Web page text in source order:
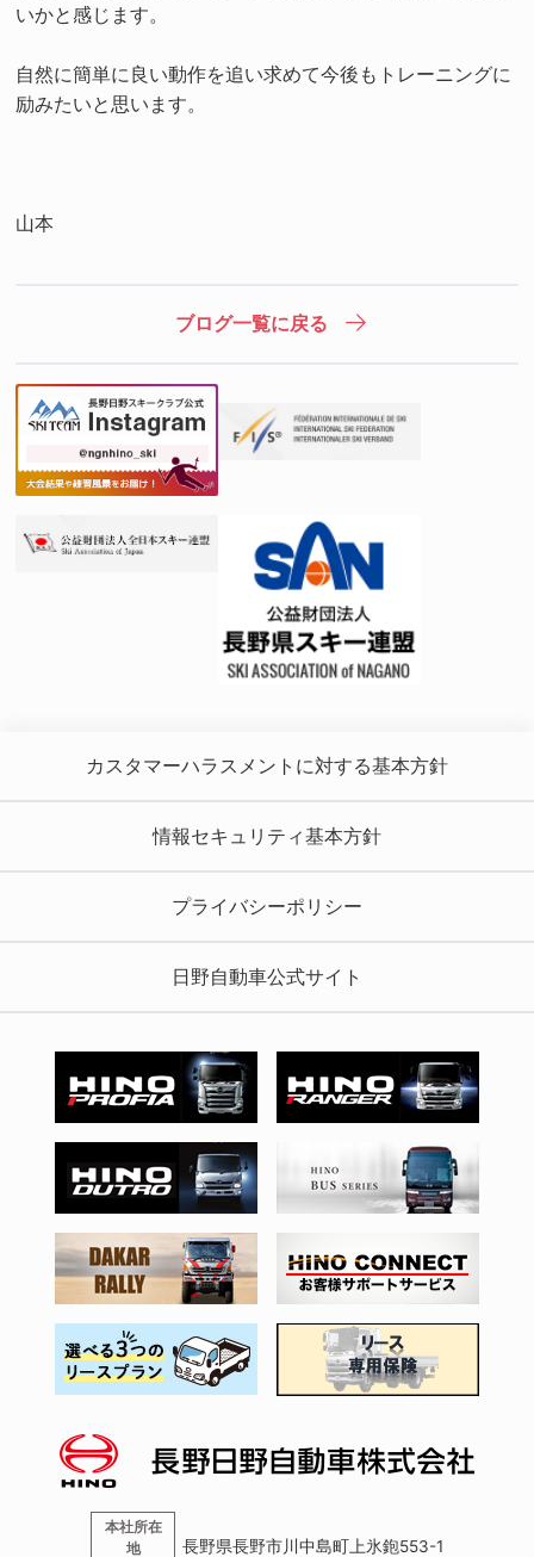
いかと感じます。
自然に簡単に良い動作を追い求めて今後もトレーニングに
励みたいと思います。
山本
ブログ一覧に戻る
カスタマーハラスメントに対する基本方針
情報セキュリティ基本方針
プライバシーポリシー
日野自動車公式サイト
本社所在
地
長野県長野市川中島町上氷鉋553-1